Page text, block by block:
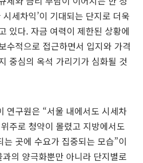
시세차익’이 기대되는 단지로 더욱
있다. 자금 여력이 제한된 상황에
수적으로 접근하면서 입지와 가격
중심의 옥석 가리기가 심화될 것
연구원은 “서울 내에서도 시세차
주로 청약이 몰렸고 지방에서도
는 곳에 수요가 집중되는 모습”이
의 양극화뿐만 아니라 단지별로